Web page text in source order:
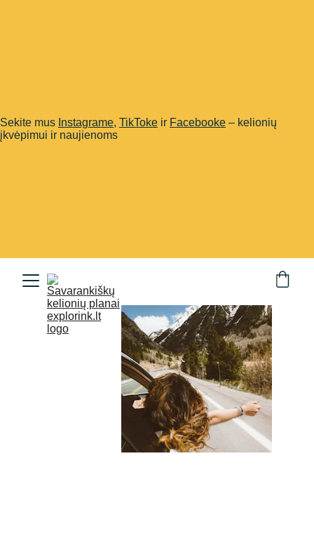
Sekite mus Instagrame, TikToke ir Facebooke – kelionių
įkvėpimui ir naujienoms